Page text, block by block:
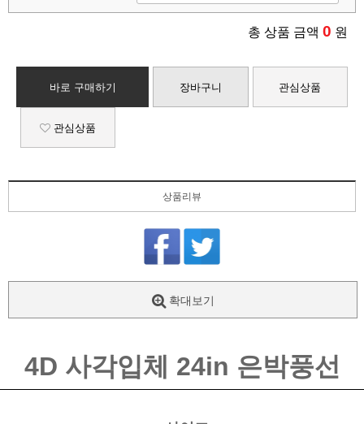
총 상품 금액 0 원
바로 구매하기 장바구니 관심상품
관심상품
상품리뷰
확대보기
4D 사각입체 24in 은박풍선